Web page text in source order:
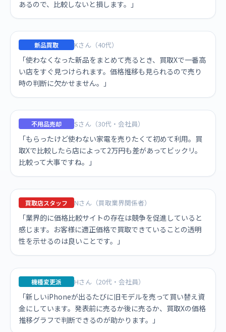
あるので、比較しないと損します。」
新品買取 Kさん（40代）
「使わなくなった新品をまとめて売るとき、買取Xで一番高
い店をすぐ見つけられます。価格推移も見られるので売り
時の判断に欠かせません。」
不用品売却 Sさん（30代・会社員）
「もらったけど使わない家電を売りたくて初めて利用。買
取Xで比較したら店によって2万円も差があってビックリ。
比較って大事ですね。」
買取店スタッフ Nさん（買取業界関係者）
「業界的に価格比較サイトの存在は競争を促進していると
感じます。お客様に適正価格で買取できていることの透明
性を示せるのは良いことです。」
機種変更派 Hさん（20代・会社員）
「新しいiPhoneが出るたびに旧モデルを売って買い替え資
金にしています。発表前に売るか後に売るか、買取Xの価格
推移グラフで判断できるのが助かります。」